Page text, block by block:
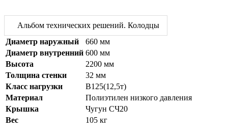
Альбом технических решений. Колодцы
Диаметр наружный
660 мм
Диаметр внутренний 600 мм
Высота
2200 мм
Толщина стенки
32 мм
Класс нагрузки
B125(12,5т)
Материал
Полиэтилен низкого давления
Крышка
Чугун СЧ20
Вес
105 кг